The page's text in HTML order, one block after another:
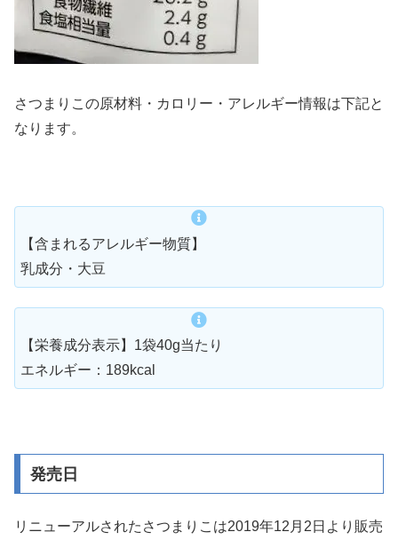
さつまりこの原材料・カロリー・アレルギー情報は下記と
なります。
【含まれるアレルギー物質】
乳成分・大豆
【栄養成分表示】1袋40g当たり
エネルギー：189kcal
発売日
リニューアルされたさつまりこは2019年12月2日より販売